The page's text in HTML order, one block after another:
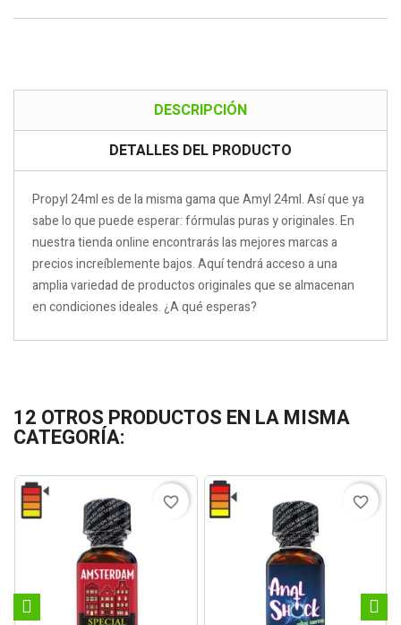
DESCRIPCIÓN
DETALLES DEL PRODUCTO
Propyl 24ml es de la misma gama que Amyl 24ml. Así que ya
sabe lo que puede esperar: fórmulas puras y originales. En
nuestra tienda online encontrarás las mejores marcas a
precios increíblemente bajos. Aquí tendrá acceso a una
amplia variedad de productos originales que se almacenan
en condiciones ideales. ¿A qué esperas?
12 OTROS PRODUCTOS EN LA MISMA
CATEGORÍA:
favorite_border favorite_border